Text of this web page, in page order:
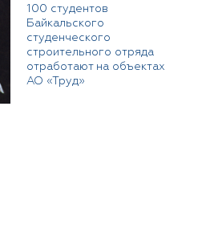
100 студентов
Байкальского
студенческого
строительного отряда
отработают на объектах
АО «Труд»